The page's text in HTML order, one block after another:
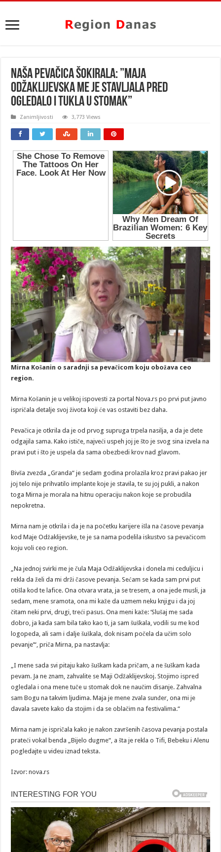
NAŠA PEVAČICA ŠOKIRALA: ”Maja
Odžaklijevska me je stavljala pred
ogledalo i tukla u stomak”
Zanimljivosti 3,773 Views
Mirna Košanin o saradnji sa pevačicom koju obožava ceo
region.
Mirna Košanin je u velikoj ispovesti za portal Nova.rs po prvi put javno
ispričala detalje svoj života koji će vas ostaviti bez daha.
Pevačica je otkrila da je od prvog supruga trpela nasilja, a da je dete
odgajila sama. Kako ističe, najveći uspeh joj je što je svog sina izvela na
pravi put i što je uspela da sama obezbedi krov nad glavom.
Bivša zvezda „Granda“ je sedam godina prolazila kroz pravi pakao jer
joj telo nije prihvatilo implante koje je stavila, te su joj pukli, a nakon
toga Mirna je morala na hitnu operaciju nakon koje se probudila
nepokretna.
Mirna nam je otkrila i da je na početku karijere išla na časove pevanja
kod Maje Odžaklijevske, te je sa nama podelila iskustvo sa pevačicom
koju voli ceo region.
„Na jednoj svirki me je čula Maja Odžaklijevska i donela mi ceduljicu i
rekla da želi da mi drži časove pevanja. Sećam se kada sam prvi put
otišla kod te lafice. Ona otvara vrata, ja se tresem, a ona jede musli, ja
sedam, mene sramota, ona mi kaže da uzmem neku knjigu i da joj
čitam neki prvi, drugi, treći pasus. Ona meni kaže: ‘Slušaj me sada
dobro, ja kada sam bila tako kao ti, ja sam šuškala, vodili su me kod
logopeda, ali sam i dalje šuškala, dok nisam počela da učim solo
pevanje’“, priča Mirna, pa nastavlja:
„I mene sada svi pitaju kako šuškam kada pričam, a ne šuškam kada
pevam. Ja ne znam, zahvalite se Maji Odžaklijevskoj. Stojimo ispred
ogledala i ona mene tuče u stomak dok ne naučim disanje. Zahvalna
sam Bogu na takvim ljudima. Maja je mene zvala sunđer, ona mi je
davala savete kako da stojim i da se oblačim na festivalima.“
Mirna nam je ispričala kako je nakon završenih časova pevanja postala
prateći vokal benda „Bijelo dugme“, a šta je rekla o Tifi, Bebeku i Alenu
pogledajte u videu iznad teksta.
Izvor: nova.rs